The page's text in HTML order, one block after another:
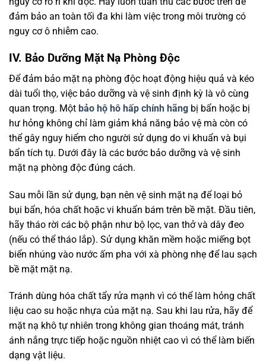
đảm bảo an toàn tối đa khi làm việc trong môi trường có
nguy cơ ô nhiễm cao.
IV. Bảo Dưỡng Mặt Nạ Phòng Độc
Để đảm bảo mặt nạ phòng độc hoạt động hiệu quả và kéo
dài tuổi thọ, việc bảo dưỡng và vệ sinh định kỳ là vô cùng
quan trọng. Một bảo hộ hô hấp chính hãng bị bẩn hoặc bị
hư hỏng không chỉ làm giảm khả năng bảo vệ mà còn có
thể gây nguy hiểm cho người sử dụng do vi khuẩn và bụi
bẩn tích tụ. Dưới đây là các bước bảo dưỡng và vệ sinh
mặt nạ phòng độc đúng cách.
Sau mỗi lần sử dụng, bạn nên vệ sinh mặt nạ để loại bỏ
bụi bẩn, hóa chất hoặc vi khuẩn bám trên bề mặt. Đầu tiên,
hãy tháo rời các bộ phận như bộ lọc, van thở và dây đeo
(nếu có thể tháo lắp). Sử dụng khăn mềm hoặc miếng bọt
biển nhúng vào nước ấm pha với xà phòng nhẹ để lau sạch
bề mặt mặt nạ.
Tránh dùng hóa chất tẩy rửa mạnh vì có thể làm hỏng chất
liệu cao su hoặc nhựa của mặt nạ. Sau khi lau rửa, hãy để
mặt nạ khô tự nhiên trong không gian thoáng mát, tránh
ánh nắng trực tiếp hoặc nguồn nhiệt cao vì có thể làm biến
dạng vật liệu.